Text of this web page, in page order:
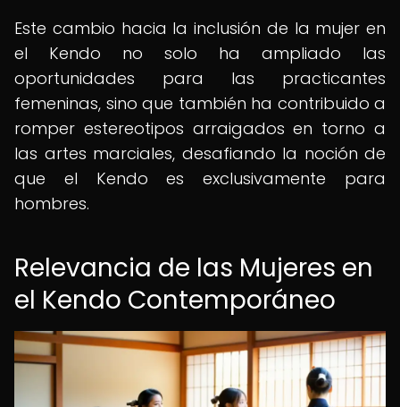
Este cambio hacia la inclusión de la mujer en
el Kendo no solo ha ampliado las
oportunidades para las practicantes
femeninas, sino que también ha contribuido a
romper estereotipos arraigados en torno a
las artes marciales, desafiando la noción de
que el Kendo es exclusivamente para
hombres.
Relevancia de las Mujeres en
el Kendo Contemporáneo